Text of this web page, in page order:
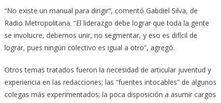
“No existe un manual para dirigir”, comentó Gabdiel Silva, de
Radio Metropolitana. “El liderazgo debe lograr que toda la gente
se involucre, debemos unir, no segmentar, y eso es difícil de
lograr, pues ningún colectivo es igual a otro”, agregó.
Otros temas tratados fueron la necesidad de articular juventud y
experiencia en las redacciones; las “fuentes intocables” de algunos
colegas más experimentados; la poca disposición a asumir cargos